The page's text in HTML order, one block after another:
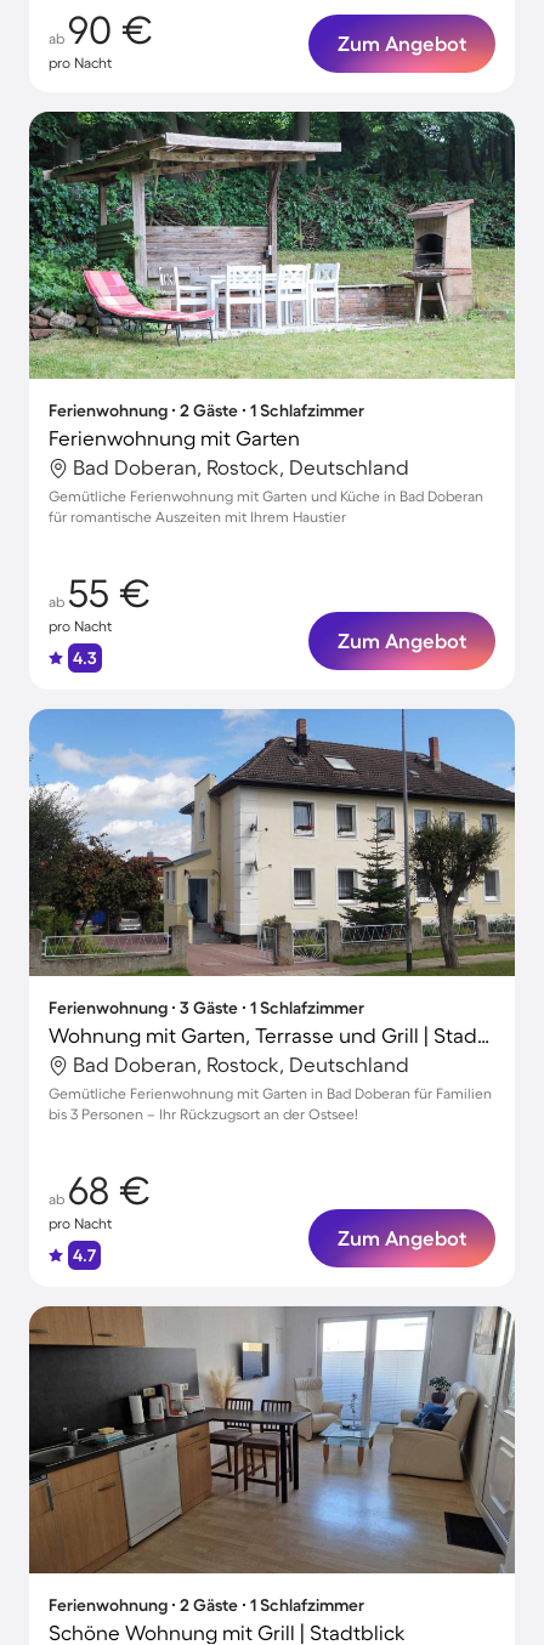
ab 90 €
pro Nacht
Zum Angebot
Ferienwohnung ∙ 2 Gäste ∙ 1 Schlafzimmer
Ferienwohnung mit Garten
Bad Doberan, Rostock, Deutschland
Gemütliche Ferienwohnung mit Garten und Küche in Bad Doberan
für romantische Auszeiten mit Ihrem Haustier
ab 55 €
pro Nacht
4.3
Zum Angebot
Ferienwohnung ∙ 3 Gäste ∙ 1 Schlafzimmer
Wohnung mit Garten, Terrasse und Grill | Stadtblick
Bad Doberan, Rostock, Deutschland
Gemütliche Ferienwohnung mit Garten in Bad Doberan für Familien
bis 3 Personen – Ihr Rückzugsort an der Ostsee!
ab 68 €
pro Nacht
4.7
Zum Angebot
Ferienwohnung ∙ 2 Gäste ∙ 1 Schlafzimmer
Schöne Wohnung mit Grill | Stadtblick